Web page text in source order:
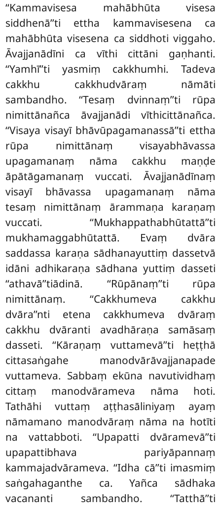
‘‘Kammavisesa mahābhūta visesa
siddhenā’’ti ettha kammavisesena ca
mahābhūta visesena ca siddhoti viggaho.
Āvajjanādīni ca vīthi cittāni gaṇhanti.
‘‘Yamhī’’ti yasmiṃ cakkhumhi. Tadeva
cakkhu cakkhudvāraṃ nāmāti
sambandho. ‘‘Tesaṃ dvinnaṃ’’ti rūpa
nimittānañca āvajjanādi vīthicittānañca.
‘‘Visaya visayī bhāvūpagamanassā’’ti ettha
rūpa nimittānaṃ visayabhāvassa
upagamanaṃ nāma cakkhu maṇḍe
āpātāgamanaṃ vuccati. Āvajjanādīnaṃ
visayī bhāvassa upagamanaṃ nāma
tesaṃ nimittānaṃ ārammaṇa karaṇaṃ
vuccati. ‘‘Mukhappathabhūtattā’’ti
mukhamaggabhūtattā. Evaṃ dvāra
saddassa karaṇa sādhanayuttiṃ dassetvā
idāni adhikaraṇa sādhana yuttiṃ dasseti
‘‘athavā’’tiādinā. ‘‘Rūpānaṃ’’ti rūpa
nimittānaṃ. ‘‘Cakkhumeva cakkhu
dvāra’’nti etena cakkhumeva dvāraṃ
cakkhu dvāranti avadhāraṇa samāsaṃ
dasseti. ‘‘Kāraṇaṃ vuttamevā’’ti heṭṭhā
cittasaṅgahe manodvārāvajjanapade
vuttameva. Sabbaṃ ekūna navutividhaṃ
cittaṃ manodvārameva nāma hoti.
Tathāhi vuttaṃ aṭṭhasāliniyaṃ ayaṃ
nāmamano manodvāraṃ nāma na hotīti
na vattabboti. ‘‘Upapatti dvāramevā’’ti
upapattibhava pariyāpannaṃ
kammajadvārameva. ‘‘Idha cā’’ti imasmiṃ
saṅgahaganthe ca. Yañca sādhaka
vacananti sambandho. ‘‘Tatthā’’ti